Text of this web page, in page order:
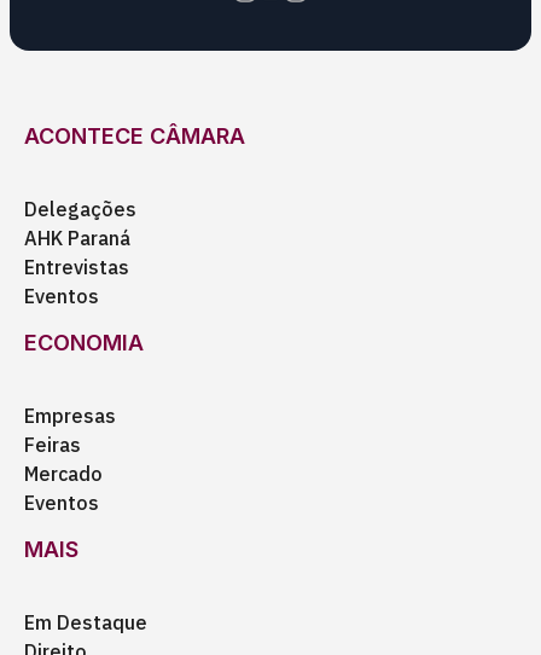
ACONTECE CÂMARA
Delegações
AHK Paraná
Entrevistas
Eventos
ECONOMIA
Empresas
Feiras
Mercado
Eventos
MAIS
Em Destaque